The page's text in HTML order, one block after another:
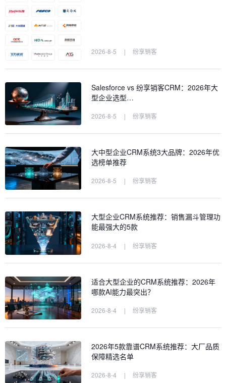
2026-8-5 | 纷享销客
Salesforce vs 纷享销客CRM：2026年大
型企业选型…
2026-8-5 | 纷享销客
大中型企业CRM系统3大品牌：2026年优
选榜单推荐
2026-8-5 | 纷享销客
大型企业CRM系统推荐：销售漏斗管理功
能最强大的5款
2026-8-4 | 纷享销客
适合大型企业的CRM系统推荐：2026年
哪款AI能力最突出？
2026-8-4 | 纷享销客
2026年5款靠谱CRM系统推荐：大厂品质
保障精选名单
2026-8-4 | 纷享销客